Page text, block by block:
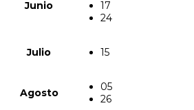
Junio
17
24
Julio 15
Agosto
05
26